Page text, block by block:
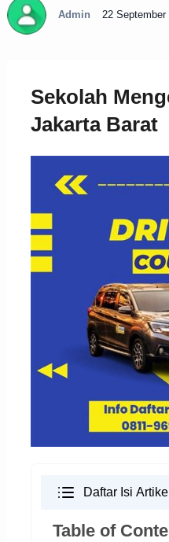
Admin 22 September
Sekolah
Jakarta Barat
Daftar Isi Artikel
Table of